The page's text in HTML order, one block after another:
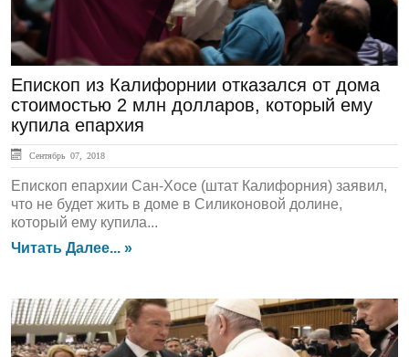
Епископ из Калифорнии отказался от дома
стоимостью 2 млн долларов, который ему
купилa епархия
Сентябрь 07, 2018
Eпиcкоп епархии Сан-Xoce (штат Калифорния) заявил,
что не будет жить в доме в Силиконовой долине,
который ему купилa...
Читать Далее... »
ЛЕНТА НОВОСТЕЙ